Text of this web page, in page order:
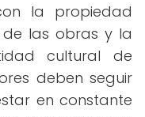
la propiedad
las obras y la
cultural de
deben seguir
en constante